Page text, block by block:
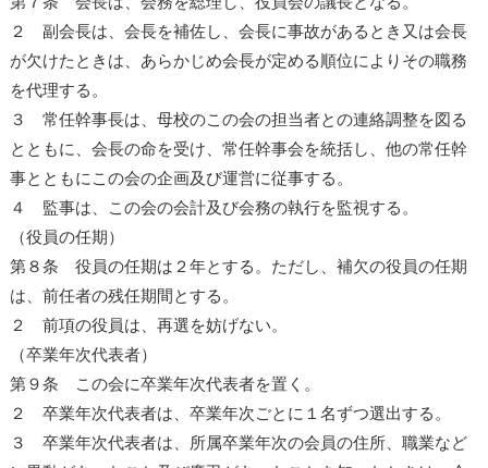
２ 副会長は、会長を補佐し、会長に事故があるとき又は会長
が欠けたときは、あらかじめ会長が定める順位によりその職務
を代理する。
３ 常任幹事長は、母校のこの会の担当者との連絡調整を図る
とともに、会長の命を受け、常任幹事会を統括し、他の常任幹
事とともにこの会の企画及び運営に従事する。
４ 監事は、この会の会計及び会務の執行を監視する。
（役員の任期）
第８条 役員の任期は２年とする。ただし、補欠の役員の任期
は、前任者の残任期間とする。
２ 前項の役員は、再選を妨げない。
（卒業年次代表者）
第９条 この会に卒業年次代表者を置く。
２ 卒業年次代表者は、卒業年次ごとに１名ずつ選出する。
３ 卒業年次代表者は、所属卒業年次の会員の住所、職業など